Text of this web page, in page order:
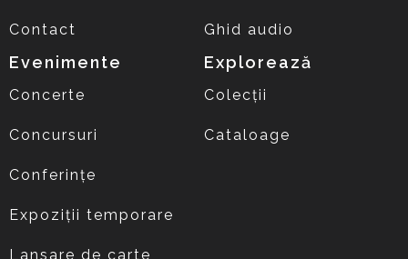
Contact Ghid audio
Evenimente
Concerte
Concursuri
Conferințe
Expoziții temporare
Lansare de carte
Explorează
Colecții
Cataloage